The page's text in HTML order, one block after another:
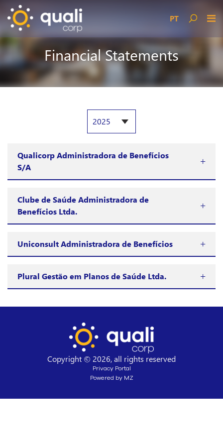
PT
Financial Statements
Qualicorp Administradora de Benefícios
S/A
Clube de Saúde Administradora de
Benefícios Ltda.
Uniconsult Administradora de Benefícios
Plural Gestão em Planos de Saúde Ltda.
Copyright © 2026, all rights reserved
Privacy Portal
Powered by MZ